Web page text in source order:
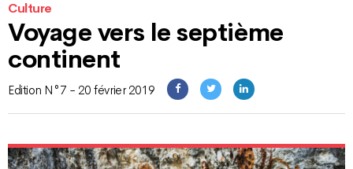
Culture
Voyage vers le septième
continent
Edition N°7 - 20 février 2019